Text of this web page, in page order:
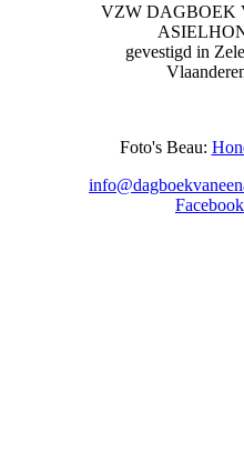
VZW DAGBOEK
gevestigd in
Foto's Beau:
Facebook